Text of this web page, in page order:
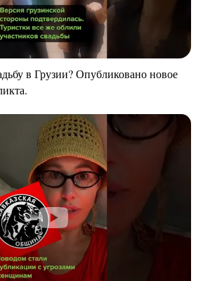
в Грузии? Опубликовано новое